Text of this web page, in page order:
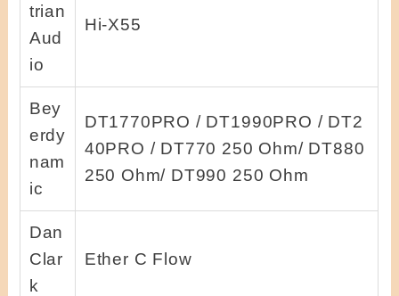
trian
Aud
io
Hi-X55
Bey
erdy
nam
ic
DT1770PRO / DT1990PRO / DT2
40PRO / DT770 250 Ohm/ DT880
250 Ohm/ DT990 250 Ohm
Dan
Clar
k
Ether C Flow